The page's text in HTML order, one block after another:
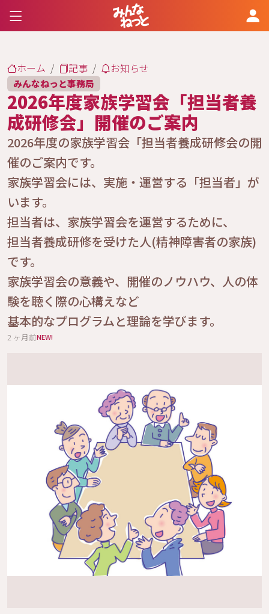
ホーム 記事 お知らせ
みんなねっと事務局
2026年度家族学習会「担当者養
成研修会」開催のご案内
2026年度の家族学習会「担当者養成研修会の開
催のご案内です。
家族学習会には、実施・運営する「担当者」が
います。
担当者は、家族学習会を運営するために、
担当者養成研修を受けた人(精神障害者の家族)
です。
家族学習会の意義や、開催のノウハウ、人の体
験を聴く際の心構えなど
基本的なプログラムと理論を学びます。
2 ヶ月前NEW!